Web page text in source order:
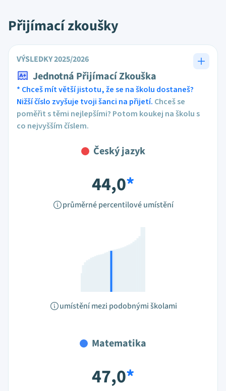
Přijímací zkoušky
VÝSLEDKY 2025/2026
Jednotná Přijímací Zkouška
* Chceš mít větší jistotu, že se na školu dostaneš?
Nižší číslo zvyšuje tvoji šanci na přijetí. Chceš se
poměřit s těmi nejlepšími? Potom koukej na školu s
co nejvyšším číslem.
Český jazyk
44,0*
průměrné percentilové umístění
umístění mezi podobnými školami
Matematika
47,0*